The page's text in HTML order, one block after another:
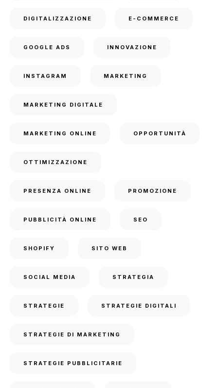
DIGITALIZZAZIONE E-COMMERCE
GOOGLE ADS INNOVAZIONE
INSTAGRAM MARKETING
MARKETING DIGITALE
MARKETING ONLINE OPPORTUNITÀ
OTTIMIZZAZIONE
PRESENZA ONLINE PROMOZIONE
PUBBLICITÀ ONLINE SEO
SHOPIFY SITO WEB
SOCIAL MEDIA STRATEGIA
STRATEGIE STRATEGIE DIGITALI
STRATEGIE DI MARKETING
STRATEGIE PUBBLICITARIE